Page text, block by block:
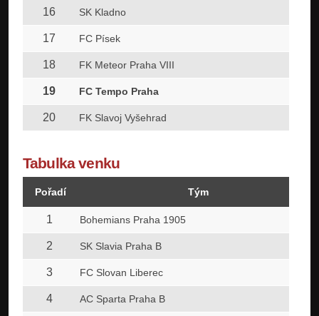
16 SK Kladno
17 FC Písek
18 FK Meteor Praha VIII
19 FC Tempo Praha
20 FK Slavoj Vyšehrad
Tabulka venku
Pořadí Tým
1 Bohemians Praha 1905
2 SK Slavia Praha B
3 FC Slovan Liberec
4 AC Sparta Praha B